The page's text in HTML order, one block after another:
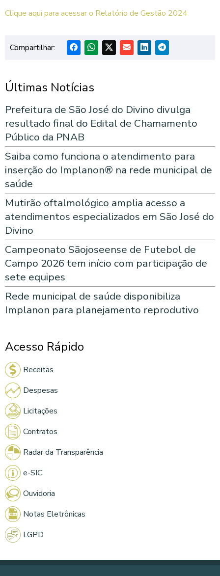
Clique aqui para acessar o Relatório de Gestão 2024
Compartilhar:
Últimas Notícias
Prefeitura de São José do Divino divulga
resultado final do Edital de Chamamento
Público da PNAB
Saiba como funciona o atendimento para
inserção do Implanon® na rede municipal de
saúde
Mutirão oftalmológico amplia acesso a
atendimentos especializados em São José do
Divino
Campeonato Sãojoseense de Futebol de
Campo 2026 tem início com participação de
sete equipes
Rede municipal de saúde disponibiliza
Implanon para planejamento reprodutivo
Acesso Rápido
Receitas
Despesas
Licitações
Contratos
Radar da Transparência
e-SIC
Ouvidoria
Notas Eletrônicas
LGPD